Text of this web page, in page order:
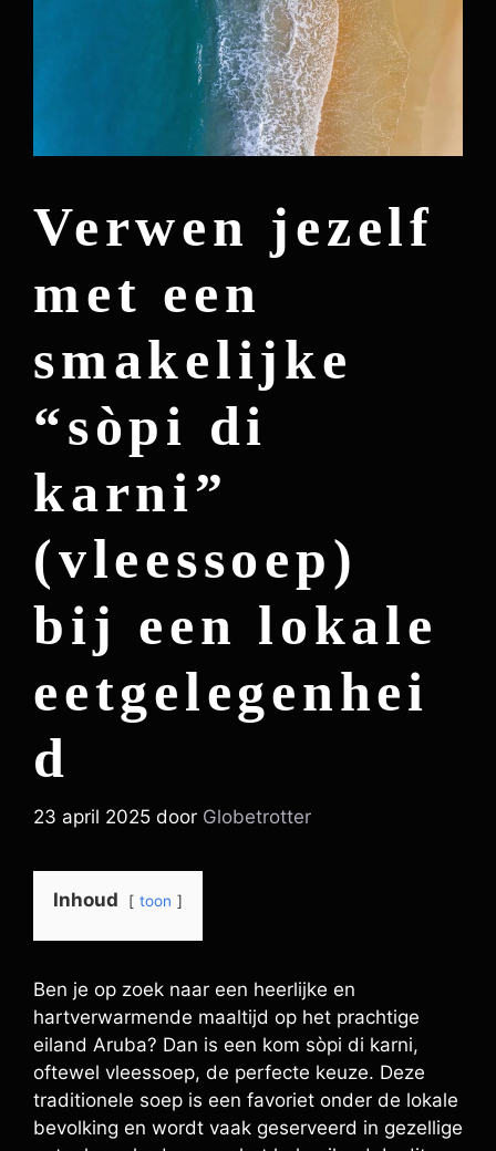
Verwen jezelf
met een
smakelijke
“sòpi di
karni”
(vleessoep)
bij een lokale
eetgelegenhei
d
23 april 2025 door Globetrotter
Inhoud toon
Ben je op zoek naar een heerlijke en
hartverwarmende maaltijd op het prachtige
eiland Aruba? Dan is een kom sòpi di karni,
oftewel vleessoep, de perfecte keuze. Deze
traditionele soep is een favoriet onder de lokale
bevolking en wordt vaak geserveerd in gezellige